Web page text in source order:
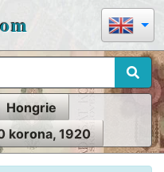
Hongrie
korona, 1920